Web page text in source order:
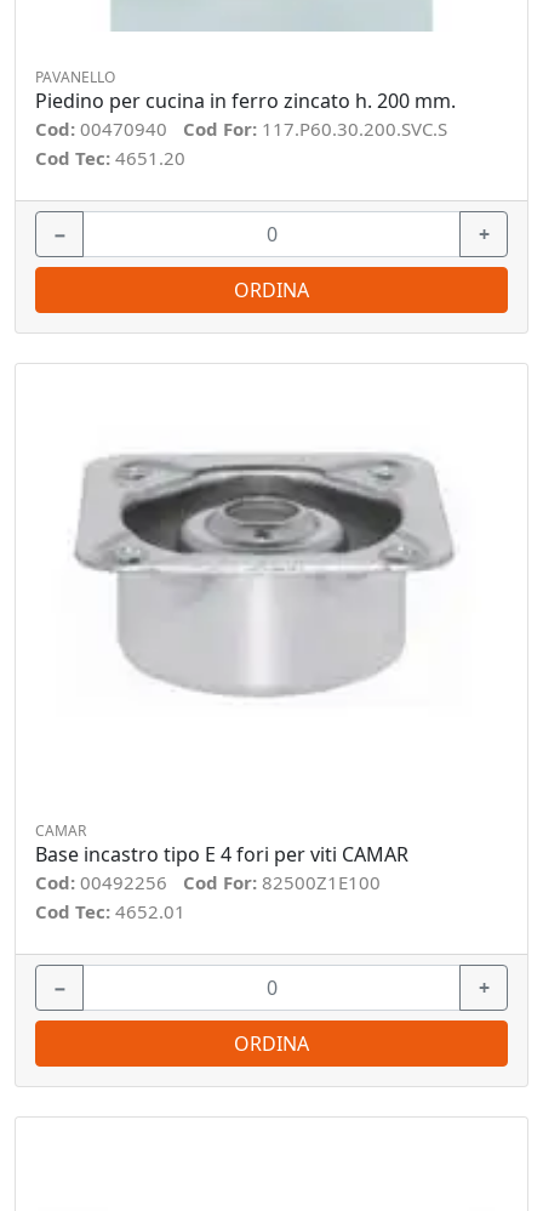
PAVANELLO
Piedino per cucina in ferro zincato h. 200 mm.
Cod: 00470940 Cod For: 117.P60.30.200.SVC.S
Cod Tec: 4651.20
− +
ORDINA
CAMAR
Base incastro tipo E 4 fori per viti CAMAR
Cod: 00492256 Cod For: 82500Z1E100
Cod Tec: 4652.01
− +
ORDINA